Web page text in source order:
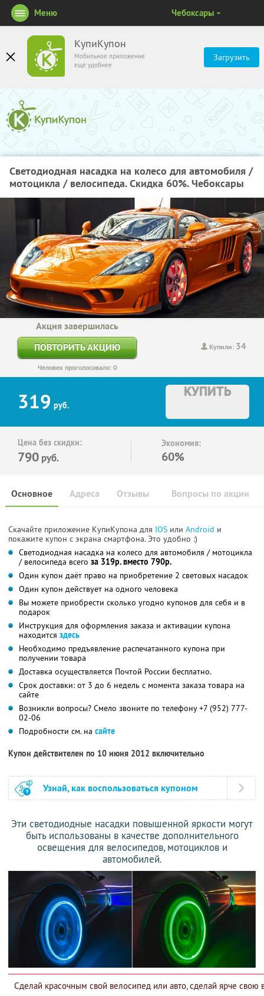
КупиКупон
Мобильное приложение
ещё удобнее
Загрузить
Меню Чебоксары
Светодиодная насадка на колесо для автомобиля /
мотоцикла / велосипеда. Скидка 60%. Чебоксары
Купили: 34
Акция завершилась
ПОВТОРИТЬ АКЦИЮ
Человек проголосовало: 0
319 руб.
КУПИТЬ
Цена без скидки:
790 руб.
Экономия:
60%
Основное Отзывы Вопросы по акции
Адреса
Скачайте приложение КупиКупона для IOS или Android и
покажите купон с экрана смартфона. Это удобно :)
Светодиодная насадка на колесо для автомобиля / мотоцикла
/ велосипеда всего за 319р. вместо 790р.
Один купон даёт право на приобретение 2 световых насадок
Один купон действует на одного человека
Вы можете приобрести сколько угодно купонов для себя и в
подарок
Инструкция для оформления заказа и активации купона
находится здесь
Необходимо предъявление распечатанного купона при
получении товара
Доставка осуществляется Почтой России бесплатно.
Срок доставки: от 3 до 6 недель с момента заказа товара на
сайте
Возникли вопросы? Смело звоните по телефону +7 (952) 777-
02-06
Подробности см. на сайте
Купон действителен по 10 июня 2012 включительно
Узнай, как воспользоваться купоном
Эти светодиодные насадки повышенной яркости могут
быть использованы в качестве дополнительного
освещения для велосипедов, мотоциклов и
автомобилей.
Сделай красочным свой велосипед или авто, сделай ярче